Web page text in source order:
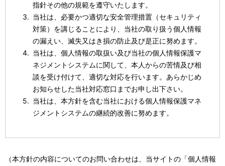
指針その他の規範を遵守いたします。
当社は、必要かつ適切な安全管理措置（セキュリティ
対策）を講じることにより、当社の取り扱う個人情報
の漏えい、滅失又はき損の防止及び是正に努めます。
当社は、個人情報の取扱い及び当社の個人情報保護マ
ネジメントシステムに関して、本人からの苦情及び相
談を受け付けて、適切な対応を行います。あらかじめ
お知らせした当社対応窓口までお申し出下さい。
当社は、本方針を含む当社における個人情報保護マネ
ジメントシステムの継続的改善に努めます。
（本方針の内容についてのお問い合わせは、当サイトの「個人情報